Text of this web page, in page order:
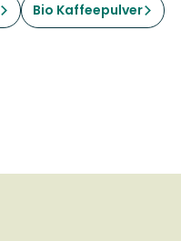
Bio Kaffeepulver